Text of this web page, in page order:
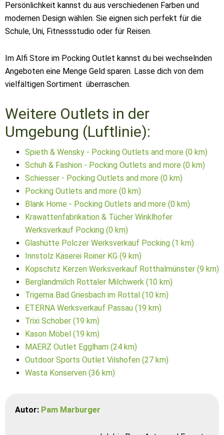
Persönlichkeit kannst du aus verschiedenen Farben und
modernen Design wählen. Sie eignen sich perfekt für die
Schule, Uni, Fitnessstudio oder für Reisen.
Im Alfi Store im Pocking Outlet kannst du bei wechselnden
Angeboten eine Menge Geld sparen. Lasse dich von dem
vielfältigen Sortiment überraschen.
Weitere Outlets in der
Umgebung (Luftlinie):
Spieth & Wensky - Pocking Outlets and more (0 km)
Schuh & Fashion - Pocking Outlets and more (0 km)
Schiesser - Pocking Outlets and more (0 km)
Pocking Outlets and more (0 km)
Blank Home - Pocking Outlets and more (0 km)
Krawattenfabrikation & Tücher Winklhofer
Werksverkauf Pocking (0 km)
Glashütte Polczer Werksverkauf Pocking (1 km)
Innstolz Käserei Roiner KG (9 km)
Kopschitz Kerzen Werksverkauf Rotthalmünster (9 km)
Berglandmilch Rottaler Milchwerk (10 km)
Trigema Bad Griesbach im Rottal (10 km)
ETERNA Werksverkauf Passau (19 km)
Trixi Schober (19 km)
Kason Möbel (19 km)
MAERZ Outlet Egglham (24 km)
Outdoor Sports Outlet Vilshofen (27 km)
Wasta Konserven (36 km)
Autor: Pam Marburger